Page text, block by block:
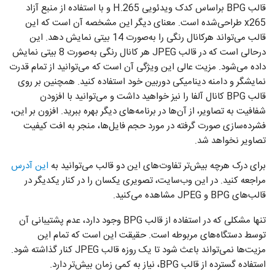
قالب BPG براساس کدک ویدئویی H.265 و با استفاده از منبع آزاد
x265 طراحی‌شده است. معنای دیگر این مشخصه آن است که این
قالب می‌تواند هرکانال رنگی را به‌صورت 14 بیتی نمایش دهد. این
درحالی است که در قالب JPEG هر کانال رنگی به‌صورت 8 بیتی نمایش
داده می‌شود. مزیت عالی این ویژگی آن است که می‌توانید از تمام قدرت
نمایشگر و دامنه دینامیکی دوربین خود استفاده کنید. همچنین بر روی
قالب BPG کانال آلفا را نیز خواهید داشت و می‌توانید با افزودن
شفافیت به تصاویر، از آن‌ها در برنامه‌های دیگر بهره ببرید. افزون بر این،
فشرده‌سازی صورت گرفته در مورد حجم فایل‌ها، منجر به افت کیفیت
تصاویر نخواهد شد.
برای درک هرچه بیش‌تر تفاوت‌های این دو قالب می‌توانید به این آدرس
مراجعه کنید. در این وب‌سایت، تصویری یکسان را در کنار یکدیگر در
قالب‌های BPG و JPEG مشاهده می‌کنید.
تنها مشکلی که در استفاده از قالب BPG وجود دارد، عدم پشتیبانی آن
توسط دستگاه‌های مربوطه است. حقیقت این است که تمام این
مزیت‌ها نمی‌تواند باعث شود تا یک روزه قالب JPEG کنار گذاشته شود.
استفاده گسترده از قالب BPG، نیاز به کمی زمان بیش‌تر دارد.